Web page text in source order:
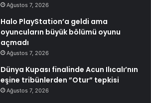
Ağustos 7, 2026
Halo PlayStation’a geldi ama
oyuncuların büyük bölümü oyunu
açmadı
Ağustos 7, 2026
Dünya Kupası finalinde Acun Ilıcalı’nın
eşine tribünlerden ”Otur” tepkisi
Ağustos 7, 2026